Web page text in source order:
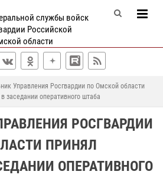
службы войск
Российской
области
Управления Росгвардии по Омской области
заседании оперативного штаба
РОСГВАРДИИ
ПРИНЯЛ
ОПЕРАТИВНОГО